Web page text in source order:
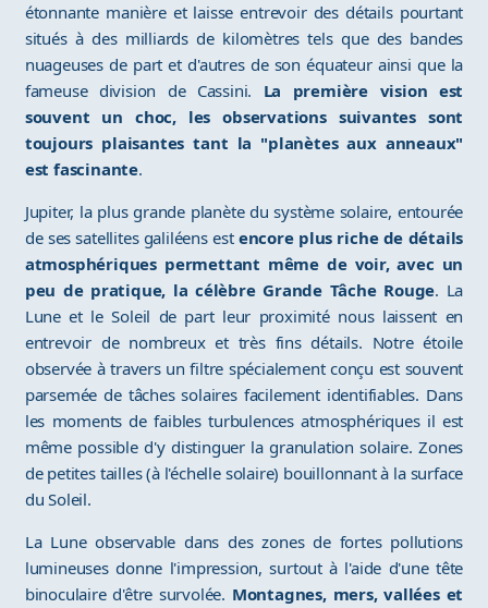
étonnante manière et laisse entrevoir des détails pourtant
situés à des milliards de kilomètres tels que des bandes
nuageuses de part et d'autres de son équateur ainsi que la
fameuse division de Cassini. La première vision est
souvent un choc, les observations suivantes sont
toujours plaisantes tant la "planètes aux anneaux"
est fascinante.
Jupiter, la plus grande planète du système solaire, entourée
de ses satellites galiléens est encore plus riche de détails
atmosphériques permettant même de voir, avec un
peu de pratique, la célèbre Grande Tâche Rouge. La
Lune et le Soleil de part leur proximité nous laissent en
entrevoir de nombreux et très fins détails. Notre étoile
observée à travers un filtre spécialement conçu est souvent
parsemée de tâches solaires facilement identifiables. Dans
les moments de faibles turbulences atmosphériques il est
même possible d'y distinguer la granulation solaire. Zones
de petites tailles (à l'échelle solaire) bouillonnant à la surface
du Soleil.
La Lune observable dans des zones de fortes pollutions
lumineuses donne l'impression, surtout à l'aide d'une tête
binoculaire d'être survolée. Montagnes, mers, vallées et